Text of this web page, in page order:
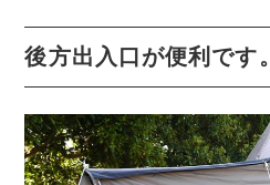
後方出入口が便利です。